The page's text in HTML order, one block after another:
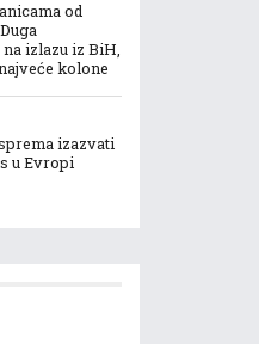
od
izlazu iz BiH,
kolone
izazvati
u Evropi